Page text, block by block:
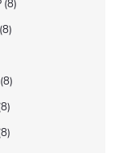
8
8
8
8
8